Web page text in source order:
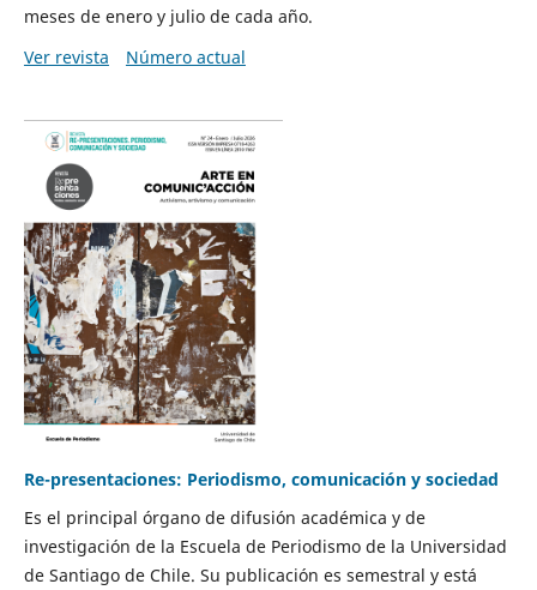
meses de enero y julio de cada año.
Ver revista
Número actual
Re-presentaciones: Periodismo, comunicación y sociedad
Es el principal órgano de difusión académica y de
investigación de la Escuela de Periodismo de la Universidad
de Santiago de Chile. Su publicación es semestral y está